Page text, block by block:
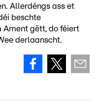
Allerdéngs ass et
beschte
Ament gëtt, do féiert
derlaanscht.